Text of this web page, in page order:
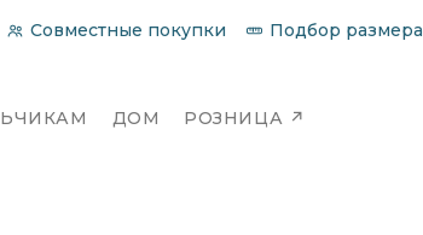
Совместные покупки Подбор размера
ДОМ РОЗНИЦА ↗